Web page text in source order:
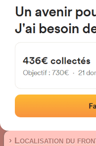
20280
Localisation|
› Localisation du